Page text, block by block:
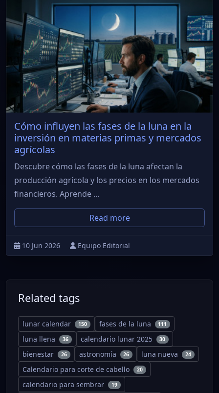
Cómo influyen las fases de la luna en la
inversión en materias primas y mercados
agrícolas
Descubre cómo las fases de la luna afectan la
producción agrícola y los precios en los mercados
financieros. Aprende ...
Read more
10 Jun 2026 Equipo Editorial
Related tags
lunar calendar 150 fases de la luna 111
luna llena 36 calendario lunar 2025 30
bienestar 26 astronomía 26 luna nueva 24
Calendario para corte de cabello 20
calendario para sembrar 19